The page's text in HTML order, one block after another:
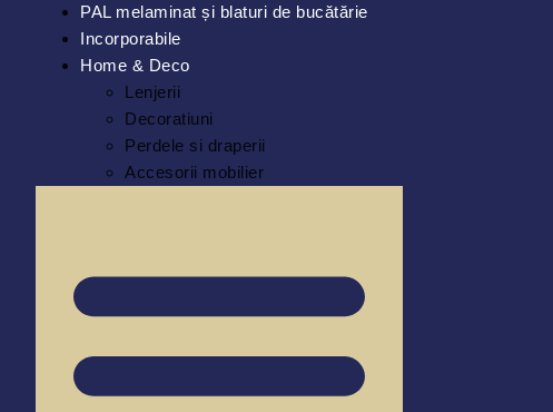
PAL melaminat și blaturi de bucătărie
Incorporabile
Home & Deco
Lenjerii
Decoratiuni
Perdele si draperii
Accesorii mobilier